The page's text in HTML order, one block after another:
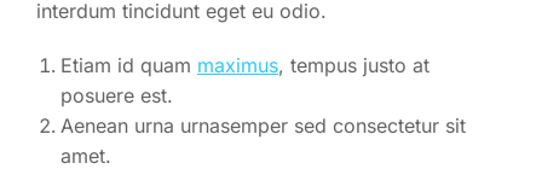
interdum tincidunt eget eu odio.
Etiam id quam maximus, tempus justo at
posuere est.
Aenean urna urnasemper sed consectetur sit
amet.